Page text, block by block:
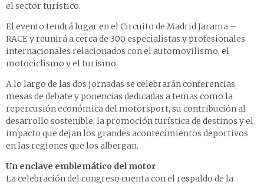
el sector turístico.
El evento tendrá lugar en el Circuito de Madrid Jarama –
RACE y reunirá a cerca de 300 especialistas y profesionales
internacionales relacionados con el automovilismo, el
motociclismo y el turismo.
A lo largo de las dos jornadas se celebrarán conferencias,
mesas de debate y ponencias dedicadas a temas como la
repercusión económica del motorsport, su contribución al
desarrollo sostenible, la promoción turística de destinos y el
impacto que dejan los grandes acontecimientos deportivos
en las regiones que los albergan.
Un enclave emblemático del motor
La celebración del congreso cuenta con el respaldo de la